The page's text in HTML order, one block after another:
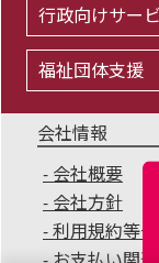
行政向けサー
福祉団体支援
会社情報
会社概要
会社方針
利用規約等